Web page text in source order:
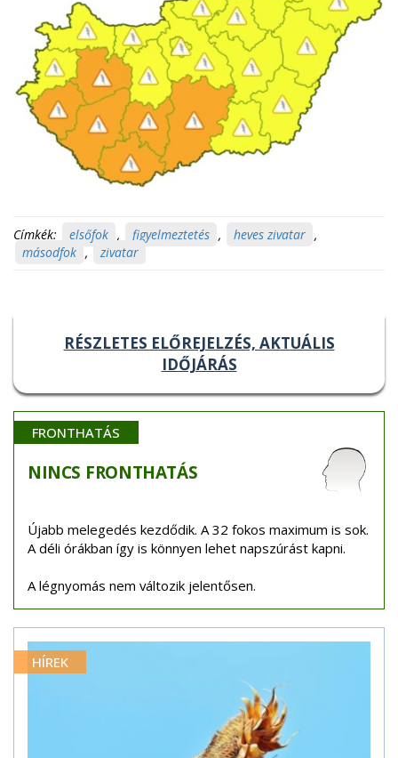
Címkék: elsőfok , figyelmeztetés , heves zivatar ,
másodfok , zivatar
RÉSZLETES ELŐREJELZÉS, AKTUÁLIS
IDŐJÁRÁS
FRONTHATÁS
NINCS FRONTHATÁS
Újabb melegedés kezdődik. A 32 fokos maximum is sok.
A déli órákban így is könnyen lehet napszúrást kapni.
A légnyomás nem változik jelentősen.
HÍREK